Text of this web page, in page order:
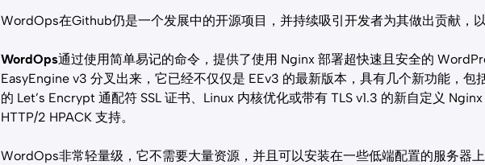
WordOps在Github仍是一个发展中的开源项目，并持续吸引开发者为其做出贡献，
WordOps通过使用简单易记的命令，提供了使用 Nginx 部署超快速且安全的
EasyEngine v3 分叉出来，它已经不仅仅是 EEv3 的最新版本，具有几个新功能，包
的 Let’s Encrypt 通配符 SSL 证书、Linux 内核优化或带有 TLS v1.3 的新自定义
HTTP/2 HPACK 支持。
WordOps非常轻量级，它不需要大量资源，并且可以安装在一些低端配置的服务器